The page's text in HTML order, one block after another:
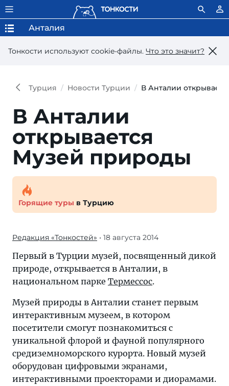
Тонкости используют сookie-файлы. Что это значит?
Анталия
Турция Новости Турции В Анталии
В Анталии
открывается
Музей природы
Горящие туры в Турцию
Редакция «Тонкостей» • 18 августа 2014
Первый в Турции музей, посвященный дикой
природе, открывается в Анталии, в
национальном парке Термессос.
Музей природы в Анталии станет первым
интерактивным музеем, в котором
посетители смогут познакомиться с
уникальной флорой и фауной популярного
средиземноморского курорта. Новый музей
оборудован цифровыми экранами,
интерактивными проекторами и диорамами.